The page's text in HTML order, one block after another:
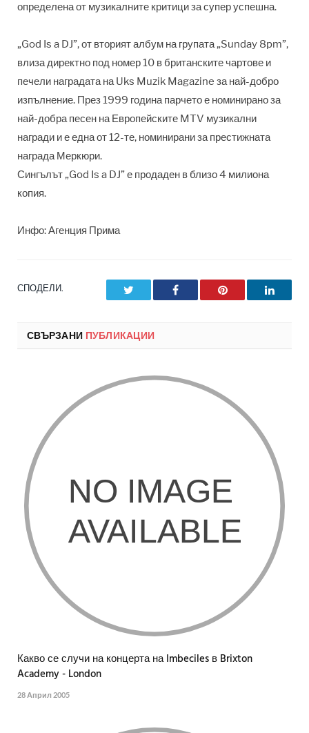
определена от музикалните критици за супер успешна.
„God Is a DJ”, от вторият албум на групата „Sunday 8pm”,
влиза директно под номер 10 в британските чартове и
печели наградата на Uks Muzik Magazine за най-добро
изпълнение. През 1999 година парчето е номинирано за
най-добра песен на Европейските MTV музикални
награди и е една от 12-те, номинирани за престижната
награда Меркюри.
Сингълът „God Is a DJ” е продаден в близо 4 милиона
копия.
Инфо: Агенция Прима
СПОДЕЛИ. Facebook Pinterest
СВЪРЗАНИ ПУБЛИКАЦИИ
Какво се случи на концерта на Imbeciles в Brixton
Academy - London
28 Април 2005